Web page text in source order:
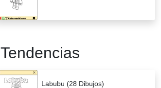
Tendencias
Labubu (28 Dibujos)